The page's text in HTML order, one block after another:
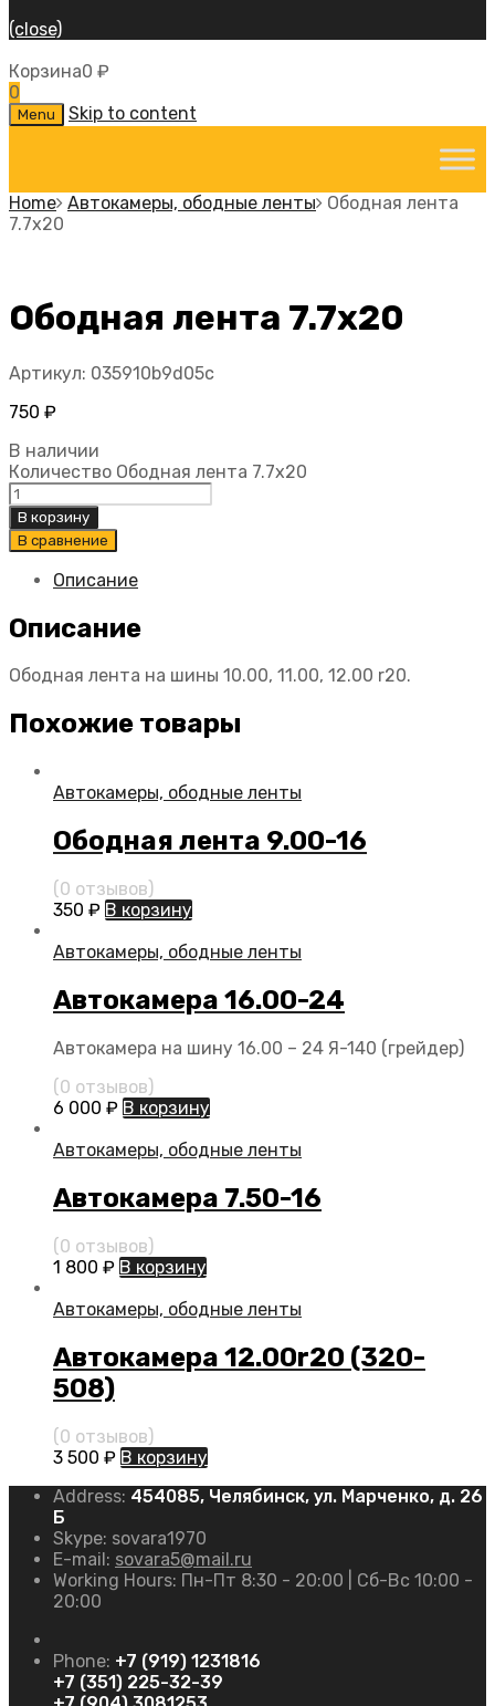
(close)
Корзина0 ₽
0
Menu Skip to content
Home Автокамеры, ободные ленты
Ободная лента
7.7х20
Ободная лента 7.7х20
Артикул: 035910b9d05c
750 ₽
В наличии
Количество Ободная лента 7.7х20
В корзину
В сравнение
Описание
Описание
Ободная лента на шины 10.00, 11.00, 12.00 r20.
Похожие товары
Автокамеры, ободные ленты
Ободная лента 9.00-16
(0 отзывов)
350 ₽ В корзину
Автокамеры, ободные ленты
Автокамера 16.00-24
Автокамера на шину 16.00 – 24 Я-140 (грейдер)
(0 отзывов)
6 000 ₽ В корзину
Автокамеры, ободные ленты
Автокамера 7.50-16
(0 отзывов)
1 800 ₽ В корзину
Автокамеры, ободные ленты
Автокамера 12.00r20 (320-
508)
(0 отзывов)
3 500 ₽ В корзину
Address: 454085, Челябинск, ул. Марченко, д. 26
Б
Skype: sovara1970
E-mail: sovara5@mail.ru
Working Hours: Пн-Пт 8:30 - 20:00 | Сб-Вс 10:00 -
20:00
Phone: +7 (919) 1231816
+7 (351) 225-32-39